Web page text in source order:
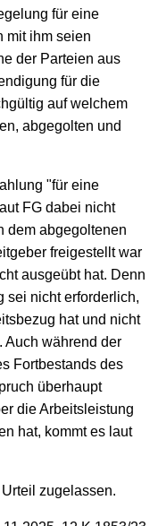
für eine
mit ihm seien
der Parteien aus
für die
auf welchem
abgegolten und
"für eine
FG dabei nicht
dem abgegoltenen
freigestellt war
ausgeübt hat. Denn
sei nicht erforderlich,
hat und nicht
Auch während der
Fortbestands des
überhaupt
die Arbeitsleistung
hat, kommt es laut
zugelassen.